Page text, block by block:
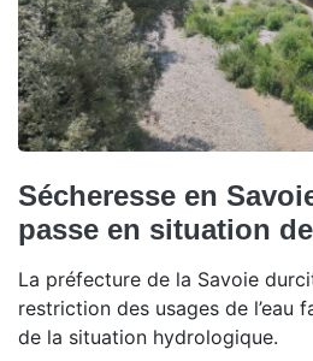
Sécheresse en
passe en situation
La préfecture de la Savoie
restriction des usages de l’eau
de la situation hydrologique.